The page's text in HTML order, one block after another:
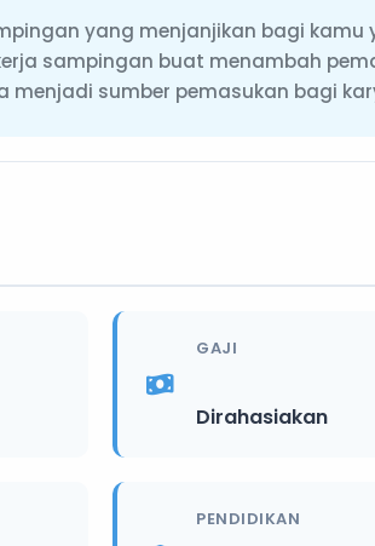
yang menjanjikan bagi kamu
sampingan buat menambah
menjadi sumber pemasukan bagi
GAJI
Dirahasiakan
PENDIDIKAN